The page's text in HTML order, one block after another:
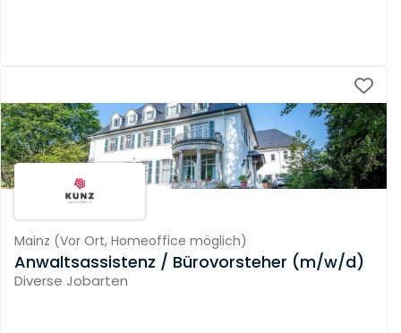
Mainz (Vor Ort, Homeoffice möglich)
Anwaltsassistenz / Bürovorsteher (m/w/d)
Diverse Jobarten